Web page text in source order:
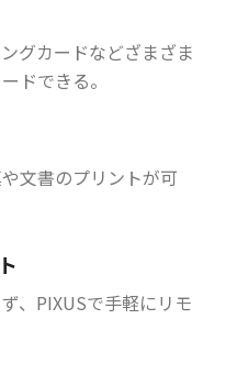
グカードなどざまざま
ドできる。
文書のプリントが可
、PIXUSで手軽にリモ